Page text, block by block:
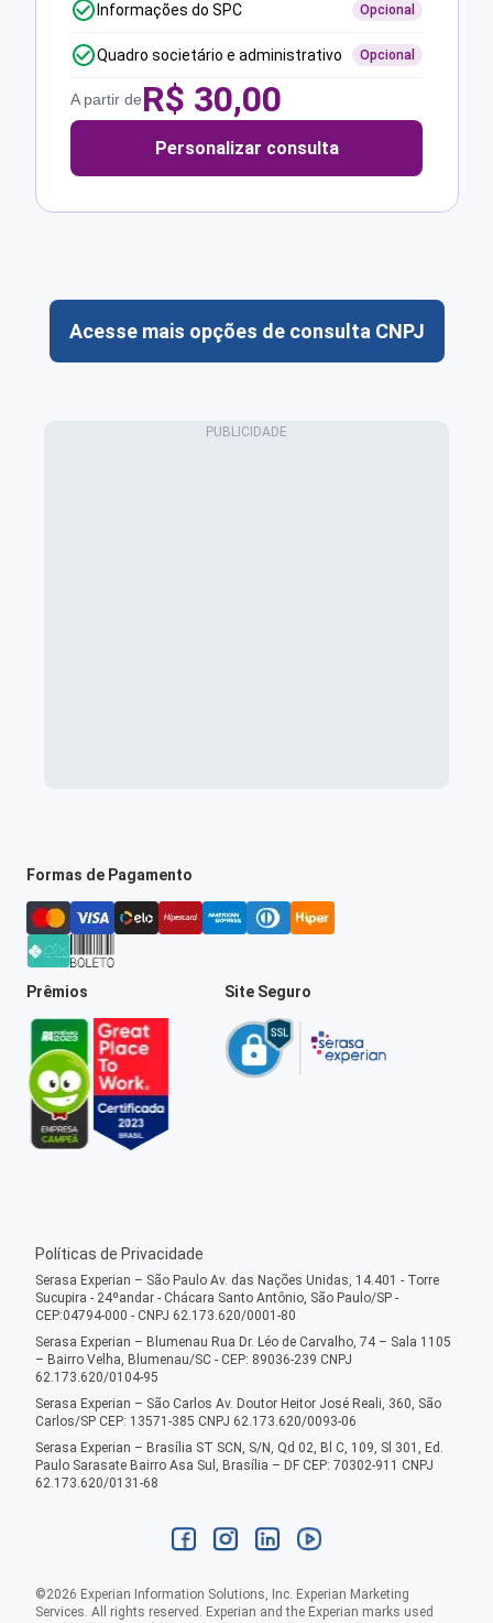
Informações do SPC Opcional
Quadro societário e administrativo Opcional
A partir deR$ 30,00
Personalizar consulta
Acesse mais opções de consulta CNPJ
Formas de Pagamento
Prêmios Site Seguro
Políticas de Privacidade
Serasa Experian – São Paulo Av. das Nações Unidas, 14.401 - Torre
Sucupira - 24ºandar - Chácara Santo Antônio, São Paulo/SP -
CEP:04794-000 - CNPJ 62.173.620/0001-80
Serasa Experian – Blumenau Rua Dr. Léo de Carvalho, 74 – Sala 1105
– Bairro Velha, Blumenau/SC - CEP: 89036-239 CNPJ
62.173.620/0104-95
Serasa Experian – São Carlos Av. Doutor Heitor José Reali, 360, São
Carlos/SP CEP: 13571-385 CNPJ 62.173.620/0093-06
Serasa Experian – Brasília ST SCN, S/N, Qd 02, Bl C, 109, Sl 301, Ed.
Paulo Sarasate Bairro Asa Sul, Brasília – DF CEP: 70302-911 CNPJ
62.173.620/0131-68
©2026 Experian Information Solutions, Inc. Experian Marketing
Services. All rights reserved. Experian and the Experian marks used